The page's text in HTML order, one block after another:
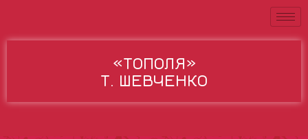
«ТОПОЛЯ»
Т. ШЕВЧЕНКО